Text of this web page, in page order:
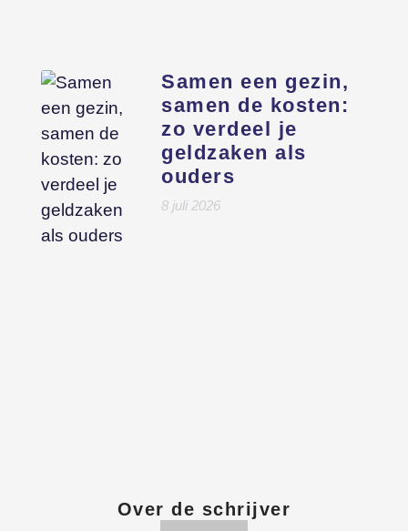
Samen een gezin,
samen de kosten:
zo verdeel je
geldzaken als
ouders
8 juli 2026
Over de schrijver